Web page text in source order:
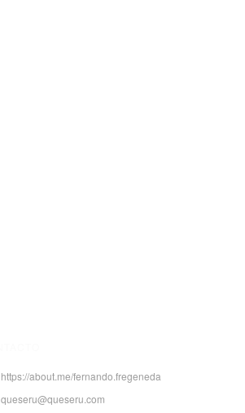
https://about.me/fernando.fregeneda
queseru@queseru.com